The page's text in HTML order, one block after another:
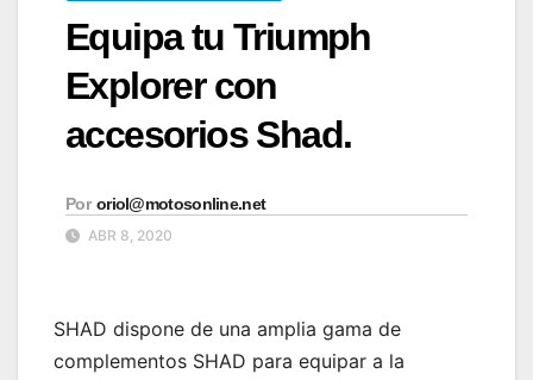
Equipa tu Triumph
Explorer con
accesorios Shad.
Por oriol@motosonline.net
ABR 8, 2020
SHAD dispone de una amplia gama de
complementos SHAD para equipar a la